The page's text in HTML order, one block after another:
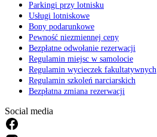
Parkingi przy lotnisku
Usługi lotniskowe
Bony podarunkowe
Pewność niezmiennej ceny
Bezpłatne odwołanie rezerwacji
Regulamin miejsc w samolocie
Regulamin wycieczek fakultatywnych
Regulamin szkoleń narciarskich
Bezpłatna zmiana rezerwacji
Social media